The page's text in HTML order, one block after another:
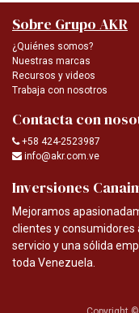
Sobre Grupo AKR
¿Quiénes somos?
Nuestras marcas
Recursos y videos
Trabaja con nosotros
Contacta con
+58 424-2523987
info@akr.com.ve
Inversiones
Mejoramos
clientes y consumidores
servicio y una sólida
toda Venezuela.